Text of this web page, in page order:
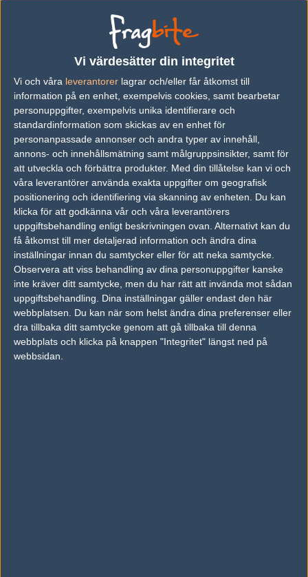
Vi värdesätter din integritet
Vi och våra leverantorer lagrar och/eller får åtkomst till
information på en enhet, exempelvis cookies, samt bearbetar
personuppgifter, exempelvis unika identifierare och
standardinformation som skickas av en enhet för
personanpassade annonser och andra typer av innehåll,
annons- och innehållsmätning samt målgruppsinsikter, samt för
att utveckla och förbättra produkter. Med din tillåtelse kan vi och
våra leverantörer använda exakta uppgifter om geografisk
positionering och identifiering via skanning av enheten. Du kan
klicka för att godkänna vår och våra leverantörers
uppgiftsbehandling enligt beskrivningen ovan. Alternativt kan du
få åtkomst till mer detaljerad information och ändra dina
inställningar innan du samtycker eller för att neka samtycke.
Observera att viss behandling av dina personuppgifter kanske
inte kräver ditt samtycke, men du har rätt att invända mot sådan
uppgiftsbehandling. Dina inställningar gäller endast den här
webbplatsen. Du kan när som helst ändra dina preferenser eller
dra tillbaka ditt samtycke genom att gå tillbaka till denna
webbplats och klicka på knappen "Integritet" längst ned på
webbsidan.
Group C - Bracket for 4 teams (2 rounds)
Round 1 (Semi finals) Round 2 (Finals)
TBA
2
WASDWASDwtfcan
0
FreshFox eSport
Squared Prospec
1
WASDWASDwtfcan
TBA
Omgång 1 (1 matcher) Omgång 2 (1 matcher)
FreshFox eSport
TBA
Group D - Bracket for 4 teams (2 rounds)
Round 1 (Semi finals) Round 2 (Finals)